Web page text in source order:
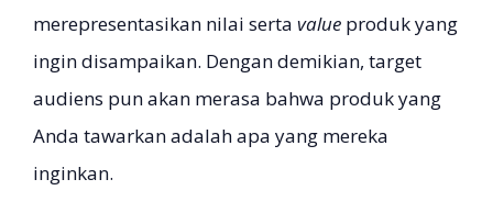
merepresentasikan nilai serta value produk yang
ingin disampaikan. Dengan demikian, target
audiens pun akan merasa bahwa produk yang
Anda tawarkan adalah apa yang mereka
inginkan.